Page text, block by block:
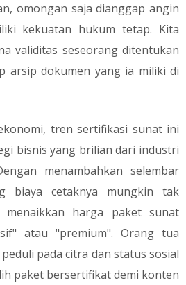
omongan saja dianggap angin
kekuatan hukum tetap. Kita
validitas seseorang ditentukan
arsip dokumen yang ia miliki di
tren sertifikasi sunat ini
bisnis yang brilian dari industri
menambahkan selembar
biaya cetaknya mungkin tak
menaikkan harga paket sunat
atau "premium". Orang tua
pada citra dan status sosial
paket bersertifikat demi konten